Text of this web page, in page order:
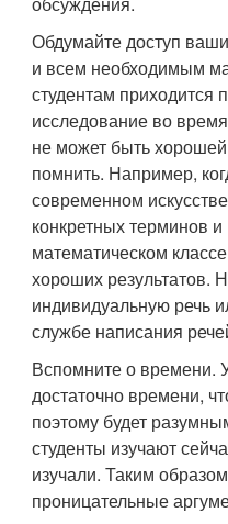
Обдумайте доступ
и всем необходимым
студентам приходится
исследование во время
не может быть
помнить. Например,
современном
конкретных терминов
математическом
хороших результатов.
индивидуальную речь
службе написания
Вспомните о времени.
достаточно времени,
поэтому будет
студенты изучают
изучали. Таким
проницательные